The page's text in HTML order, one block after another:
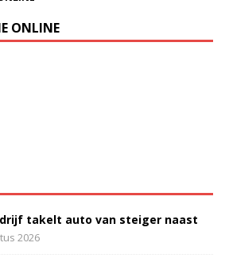
ONLINE
takelt auto van steiger naast
2026